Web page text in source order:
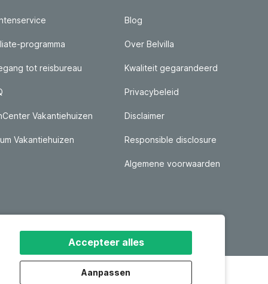
Accepteer alles
Aanpassen
programma
tot reisbureau
Vakantiehuizen
Vakantiehuizen
Blog
Over Belvilla
Kwaliteit gegarandeerd
Privacybeleid
Disclaimer
Responsible disclosure
Algemene voorwaarden